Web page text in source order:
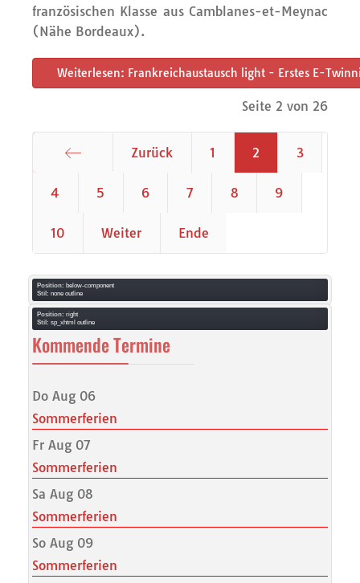
französischen Klasse aus Camblanes-et-Meynac
(Nähe Bordeaux).
Weiterlesen: Frankreichaustausch light - Erstes E-
Seite 2 von 26
Zurück 1 2 3
4 5 6 7 8 9
10 Weiter Ende
Position: below-component
Stil: none outline
Position: right
Stil: sp_xhtml outline
Kommende Termine
Do Aug 06
Sommerferien
Fr Aug 07
Sommerferien
Sa Aug 08
Sommerferien
So Aug 09
Sommerferien